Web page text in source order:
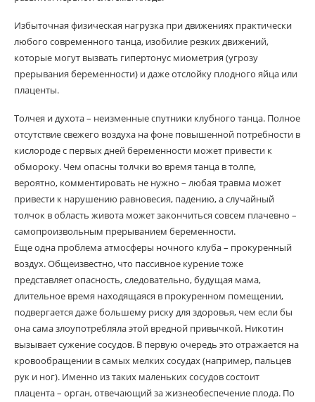
Избыточная физическая нагрузка при движениях практически
любого современного танца, изобилие резких движений,
которые могут вызвать гипертонус миометрия (угрозу
прерывания беременности) и даже отслойку плодного яйца или
плаценты.
Толчея и духота – неизменные спутники клубного танца. Полное
отсутствие свежего воздуха на фоне повышенной потребности в
кислороде с первых дней беременности может привести к
обмороку. Чем опасны толчки во время танца в толпе,
вероятно, комментировать не нужно – любая травма может
привести к нарушению равновесия, падению, а случайный
толчок в область живота может закончиться совсем плачевно –
самопроизвольным прерыванием беременности.
Еще одна проблема атмосферы ночного клуба – прокуренный
воздух. Общеизвестно, что пассивное курение тоже
представляет опасность, следовательно, будущая мама,
длительное время находящаяся в прокуренном помещении,
подвергается даже большему риску для здоровья, чем если бы
она сама злоупотребляла этой вредной привычкой. Никотин
вызывает сужение сосудов. В первую очередь это отражается на
кровообращении в самых мелких сосудах (например, пальцев
рук и ног). Именно из таких маленьких сосудов состоит
плацента – орган, отвечающий за жизнеобеспечение плода. По